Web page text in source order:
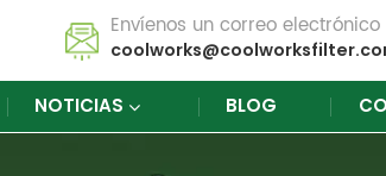
Envíenos un correo electrónico
NOTICIAS BLOG